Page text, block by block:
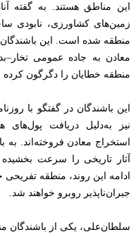
این مناطق هستند. به گفته
زمین‌های کشاورزی، نابودی
منطقه شده است. این
معادن به جاده عمومی
منطقه خطایان را دگرگون
نیز به‌دلیل دریافت
استخراج معادن فروخته‌اند.
آثار تاریخی را سرعت
ادامه این روند، منطقه
جبران‌ناپذیر روبرو خواهند شد.
سلطان‌علی، یکی از باشندگان